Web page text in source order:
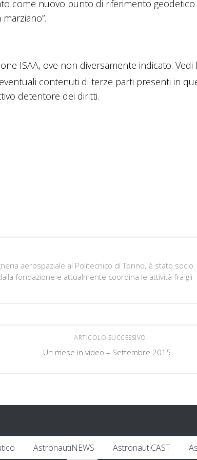
come nuovo punto di riferimento geodetico
ISAA, ove non diversamente indicato. Vedi
contenuti di terze parti presenti in
detentore dei diritti.
aerospaziale al Politecnico di Torino, è stato socio
fondazione e attualmente coordina le attività fra gli
ARTICOLO SUCCESSIVO
Un mese in video – Settembre 2015
AstronautiNEWS AstronautiCAST